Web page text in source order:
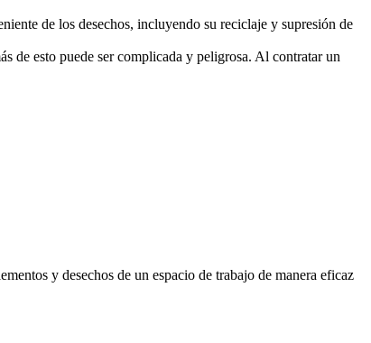
de los desechos, incluyendo su reciclaje y supresión de
de esto puede ser complicada y peligrosa. Al contratar un
y desechos de un espacio de trabajo de manera eficaz